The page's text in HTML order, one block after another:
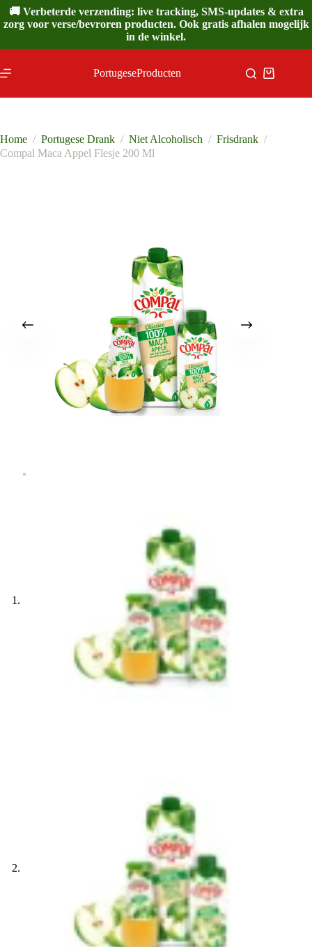
Ga
naar
de
🚚 Verbeterde verzending: live tracking, SMS-updates & extra
zorg voor verse/bevroren producten. Ook gratis afhalen mogelijk
in de winkel.
PortugeseProducten
Home / Portugese Drank / Niet Alcoholisch / Frisdrank /
Compal Maca Appel Flesje 200 Ml